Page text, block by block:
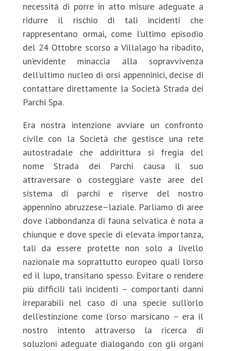
necessità di porre in atto misure adeguate a
ridurre il rischio di tali incidenti che
rappresentano ormai, come l’ultimo episodio
del 24 Ottobre scorso a Villalago ha ribadito,
un’evidente minaccia alla sopravvivenza
dell’ultimo nucleo di orsi appenninici, decise di
contattare direttamente la Società Strada dei
Parchi Spa.
Era nostra intenzione avviare un confronto
civile con la Società che gestisce una rete
autostradale che addirittura si fregia del
nome Strada dei Parchi causa il suo
attraversare o costeggiare vaste aree del
sistema di parchi e riserve del nostro
appennino abruzzese–laziale. Parliamo di aree
dove l’abbondanza di fauna selvatica è nota a
chiunque e dove specie di elevata importanza,
tali da essere protette non solo a livello
nazionale ma soprattutto europeo quali l’orso
ed il lupo, transitano spesso. Evitare o rendere
più difficili tali incidenti – comportanti danni
irreparabili nel caso di una specie sull’orlo
dell’estinzione come l’orso marsicano – era il
nostro intento attraverso la ricerca di
soluzioni adeguate dialogando con gli organi